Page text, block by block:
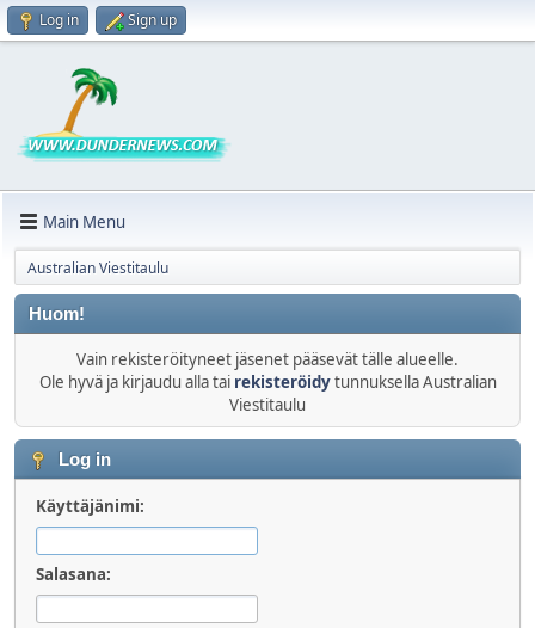
Log in Sign up
Main Menu
Australian Viestitaulu
Huom!
Vain rekisteröityneet jäsenet pääsevät tälle alueelle.
Ole hyvä ja kirjaudu alla tai rekisteröidytunnuksella Australian
Viestitaulu
Log in
Käyttäjänimi:
Salasana: